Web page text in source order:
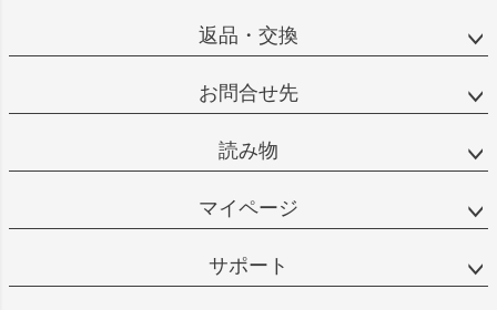
返品・交換
お問合せ先
読み物
マイページ
サポート